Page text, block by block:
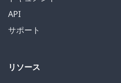
API
サポート
リソース